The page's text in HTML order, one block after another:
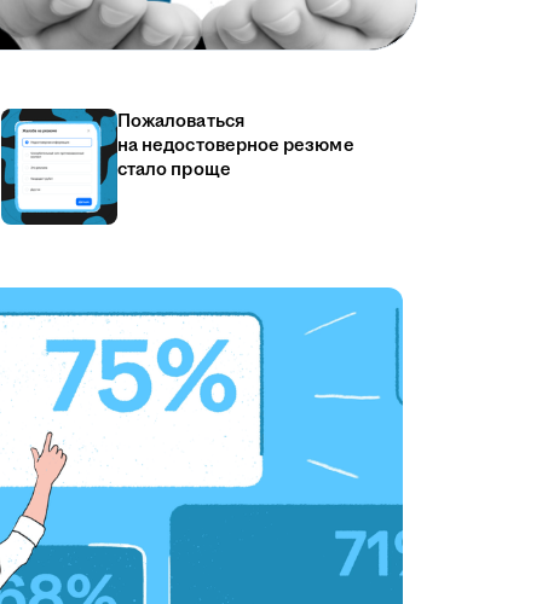
Пожаловаться
на недостоверное резюме
стало проще